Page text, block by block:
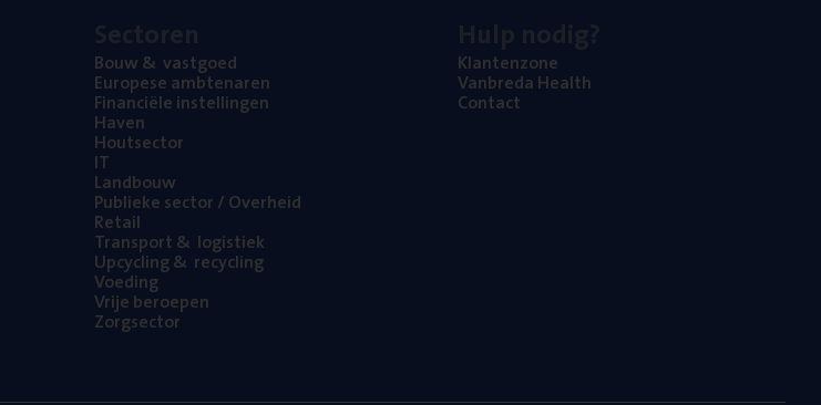
Bouw& vastgoed
Euro­pe­se ambtenaren
Finan­ci­ë­le instellingen
Haven
Hout­sec­tor
IT
Land­bouw
Publie­ke sec­tor / Overheid
Retail
Trans­port& logistiek
Upcy­cling& recycling
Voe­ding
Vrije beroe­pen
Zorg­sec­tor
Klan­ten­zo­ne
Van­b­re­da Health
Con­tact